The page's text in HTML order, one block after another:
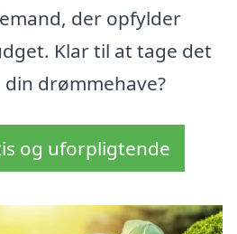
der opfylder
Klar til at tage det
drømmehave?
og uforpligtende